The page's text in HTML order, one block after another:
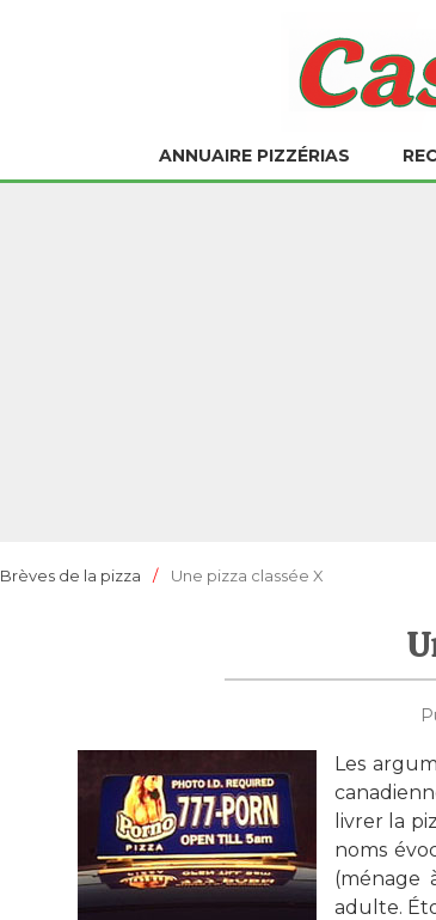
ANNUAIRE PIZZÉRIAS
Brèves de la pizza Une pizza classée X
Les
livrer la
noms
(ménage
adulte.